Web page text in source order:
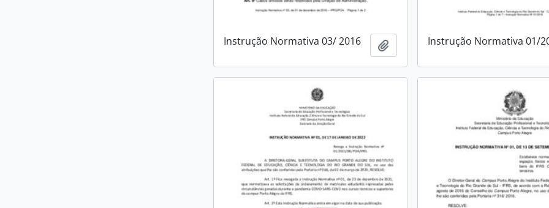
Instrução Normativa 03/ 2016 Add to clipboard
Instrução Normativa 01/